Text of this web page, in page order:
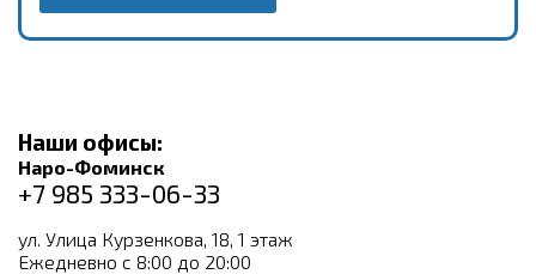
Наши офисы:
Наро-Фоминск
+7 985 333-06-33
ул. Улица Курзенкова, 18, 1 этаж
Ежедневно с 8:00 до 20:00